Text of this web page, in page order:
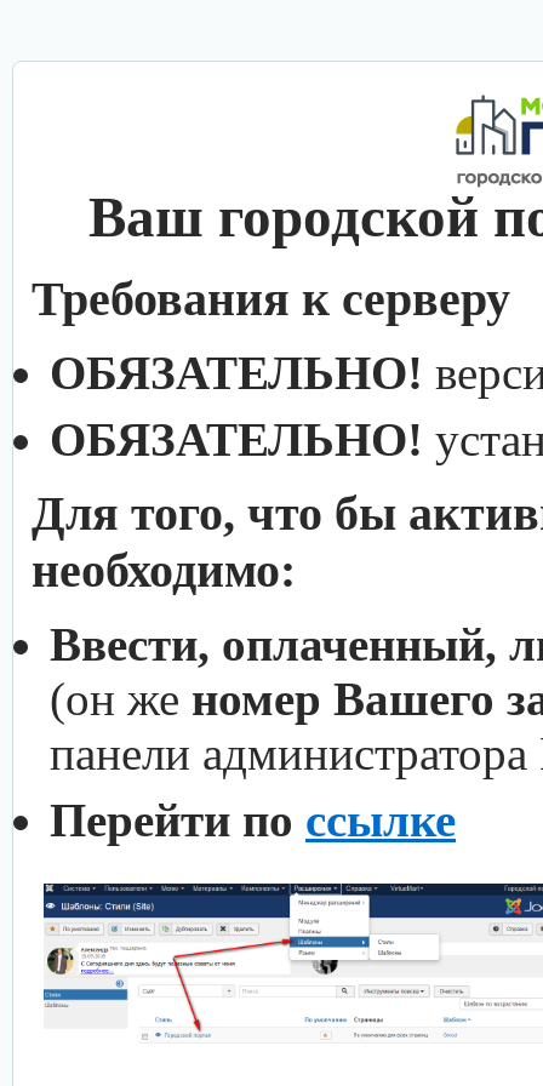
Ваш городской
Требования к серверу
ОБЯЗАТЕЛЬНО!
ОБЯЗАТЕЛЬНО!
Для того, что бы
необходимо:
Ввести, оплаченный,
(он же номер Вашего
панели
Перейти по ссылке